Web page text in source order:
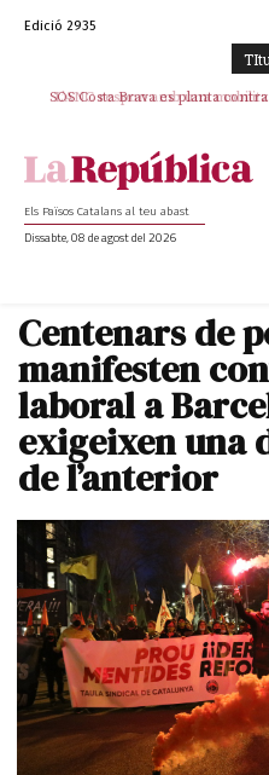
Edició 2935
SOS Costa Brava es planta
Els Països Catalans al teu abast
Dissabte, 08 de agost del 2026
Centenars de
manifesten
laboral a
exigeixen una
de l’anterior